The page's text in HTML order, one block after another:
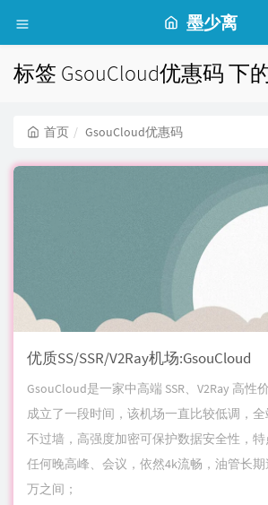
墨少离
标签 GsouCloud优惠码 下
首页 GsouCloud优惠码
优质SS/SSR/V2Ray机场:GsouCloud
GsouCloud是一家中高端 SSR、V2Ray 高性
成立了一段时间，该机场一直比较低调，
不过墙，高强度加密可保护数据安全性，
任何晚高峰、会议，依然4k流畅，油管长
万之间；